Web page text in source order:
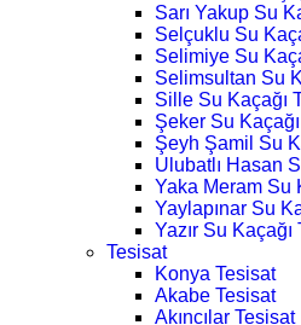
Sarı Yakup Su
Selçuklu Su
Selimiye Su
Selimsultan Su
Sille Su Kaçağı
Şeker Su
Şeyh Şamil Su
Ulubatlı Hasan
Yaka Meram Su
Yaylapınar Su
Yazır Su Kaçağı
Tesisat
Konya Tesisat
Akabe Tesisat
Akıncılar Tesisat